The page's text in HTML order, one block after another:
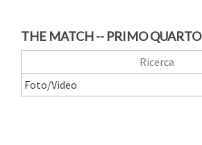
THE MATCH -- PRIMO QUARTO